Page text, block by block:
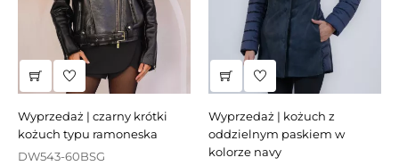
wyprzedaż | czarny krótki
kożuch typu ramoneska
DW543-60BSG
wyprzedaż | kożuch z
oddzielnym paskiem w
kolorze navy